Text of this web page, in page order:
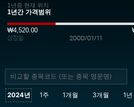
1년중 현재 위치
₩4,520.00
상장일 2000/01/11